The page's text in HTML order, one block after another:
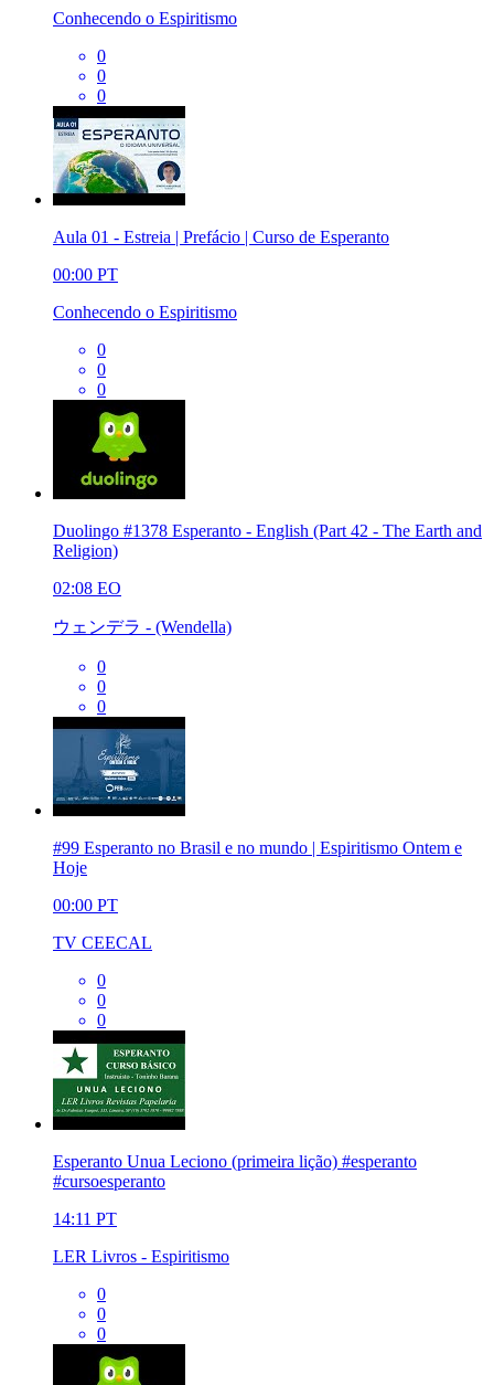
Conhecendo o Espiritismo
0
0
0
Aula 01 - Estreia | Prefácio | Curso de Esperanto
00:00 PT
Conhecendo o Espiritismo
0
0
0
Duolingo #1378 Esperanto - English (Part 42 - The Earth and
Religion)
02:08 EO
ウェンデラ - (Wendella)
0
0
0
#99 Esperanto no Brasil e no mundo | Espiritismo Ontem e
Hoje
00:00 PT
TV CEECAL
0
0
0
Esperanto Unua Leciono (primeira lição) #esperanto
#cursoesperanto
14:11 PT
LER Livros - Espiritismo
0
0
0